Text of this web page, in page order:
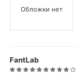
О проекте
Обложки нет
FantLab